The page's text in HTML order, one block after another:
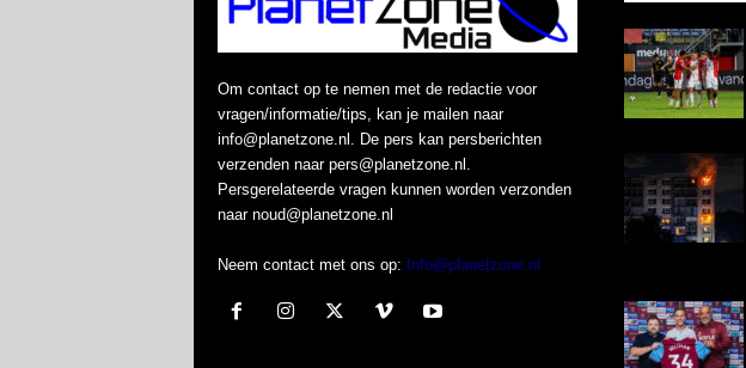
Om contact op te nemen met de redactie voor
vragen/informatie/tips, kan je mailen naar
info@planetzone.nl. De pers kan persberichten
verzenden naar pers@planetzone.nl.
Persgerelateerde vragen kunnen worden verzonden
naar noud@planetzone.nl
Neem contact met ons op: Info@planetzone.nl